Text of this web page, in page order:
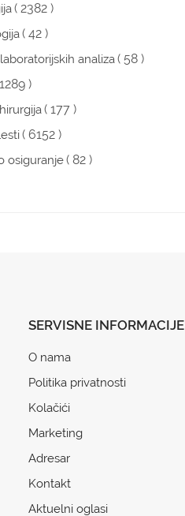
( 2382 )
( 42 )
analiza( 58 )
)
( 177 )
( 6152 )
osiguranje( 82 )
SERVISNE INFORMACIJE
O nama
Politika privatnosti
Kolačići
Marketing
Adresar
Kontakt
Aktuelni oglasi